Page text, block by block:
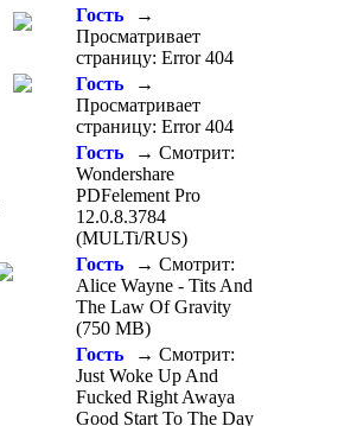
Гость
→
Просматривает
страницу: Error 404
Гость
→
Просматривает
страницу: Error 404
Гость
→ Смотрит:
Wondershare
PDFelement Pro
12.0.8.3784
(MULTi/RUS)
Гость
→ Смотрит:
Alice Wayne - Tits And
The Law Of Gravity
(750 MB)
Гость
→ Смотрит:
Just Woke Up And
Fucked Right Awaya
Good Start To The Day